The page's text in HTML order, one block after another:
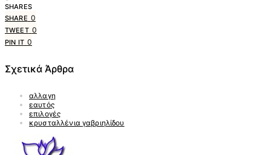
SHARES
SHARE 0
TWEET 0
PIN IT 0
Σχετικά Άρθρα
αλλαγη
εαυτός
επιλογές
κρυσταλλένια γαβριηλίδου